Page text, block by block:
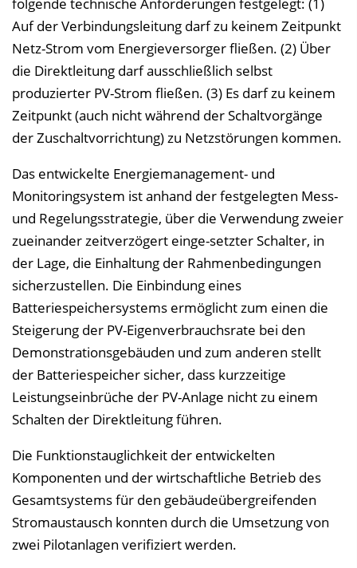
Auf der Verbindungsleitung darf zu keinem Zeitpunkt
Netz-Strom vom Energieversorger fließen. (2) Über
die Direktleitung darf ausschließlich selbst
produzierter PV-Strom fließen. (3) Es darf zu keinem
Zeitpunkt (auch nicht während der Schaltvorgänge
der Zuschaltvorrichtung) zu Netzstörungen kommen.
Das entwickelte Energiemanagement- und
Monitoringsystem ist anhand der festgelegten Mess-
und Regelungsstrategie, über die Verwendung zweier
zueinander zeitverzögert einge-setzter Schalter, in
der Lage, die Einhaltung der Rahmenbedingungen
sicherzustellen. Die Einbindung eines
Batteriespeichersystems ermöglicht zum einen die
Steigerung der PV-Eigenverbrauchsrate bei den
Demonstrationsgebäuden und zum anderen stellt
der Batteriespeicher sicher, dass kurzzeitige
Leistungseinbrüche der PV-Anlage nicht zu einem
Schalten der Direktleitung führen.
Die Funktionstauglichkeit der entwickelten
Komponenten und der wirtschaftliche Betrieb des
Gesamtsystems für den gebäudeübergreifenden
Stromaustausch konnten durch die Umsetzung von
zwei Pilotanlagen verifiziert werden.